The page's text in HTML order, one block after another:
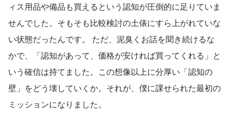
ィス用品や備品も買えるという認知が圧倒的に足りていま
せんでした。そもそも比較検討の土俵にすら上がれていな
い状態だったんです。 ただ、泥臭くお話を聞き続けるな
かで、「認知があって、価格が安ければ買ってくれる」と
いう確信は持てました。この想像以上に分厚い「認知の
壁」をどう壊していくか。それが、僕に課せられた最初の
ミッションになりました。